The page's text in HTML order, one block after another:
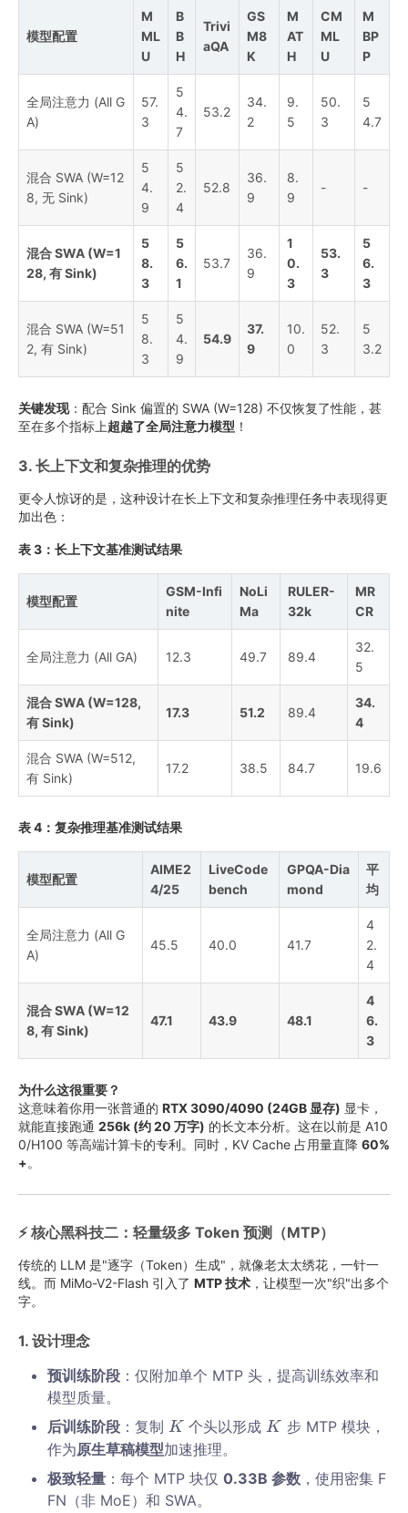
模型配置
M
ML
U
B
B
H
Trivi
aQA
GS
M8
K
M
AT
H
CM
ML
U
M
BP
P
全局注意力 (All G
A)
57.
3
5
4.
7
53.2
34.
2
9.
5
50.
3
5
4.7
混合 SWA (W=12
8, 无 Sink)
5
4.
9
5
2.
4
52.8
36.
9
8.
9
- -
混合 SWA (W=1
28, 有 Sink)
5
8.
3
5
6.
1
53.7
36.
9
1
0.
3
53.
3
5
6.
3
混合 SWA (W=51
2, 有 Sink)
5
8.
3
5
4.
9
54.9
37.
9
10.
0
52.
3
5
3.2
关键发现：配合 Sink 偏置的 SWA (W=128) 不仅恢复了性能，甚
至在多个指标上超越了全局注意力模型 ！
3. 长上下文和复杂推理的优势
更令人惊讶的是，这种设计在长上下文和复杂推理任务中表现得更
加出色：
表 3：长上下文基准测试结果
模型配置
GSM-Infi
nite
NoLi
Ma
RULER-
32k
MR
CR
全局注意力 (All GA) 12.3 49.7 89.4
32.
5
混合 SWA (W=128,
有 Sink)
17.3 51.2 89.4
34.
4
混合 SWA (W=512,
有 Sink)
17.2 38.5 84.7 19.6
表 4：复杂推理基准测试结果
模型配置
AIME2
4/25
LiveCode
bench
GPQA-Dia
mond
平
均
全局注意力 (All G
A)
45.5 40.0 41.7
4
2.
4
混合 SWA (W=12
8, 有 Sink)
47.1 43.9 48.1
4
6.
3
为什么这很重要？
这意味着你用一张普通的 RTX 3090/4090 (24GB 显存) 显卡，
就能直接跑通 256k (约 20 万字) 的长文本分析。这在以前是 A10
0/H100 等高端计算卡的专利。同时，KV Cache 占用量直降 60%
+。
⚡ 核心黑科技二：轻量级多 Token 预测（MTP）
传统的 LLM 是"逐字（Token）生成"，就像老太太绣花，一针一
线。而 MiMo-V2-Flash 引入了 MTP 技术 ，让模型一次"织"出多个
字。
1. 设计理念
预训练阶段 ：仅附加单个 MTP 头，提高训练效率和
模型质量。
后训练阶段 ：复制 K
K
K 个头以形成 K
K 步 MTP 模块，
作为原生草稿模型加速推理。
极致轻量 ：每个 MTP 块仅 0.33B 参数 ，使用密集 F
FN（非 MoE）和 SWA。